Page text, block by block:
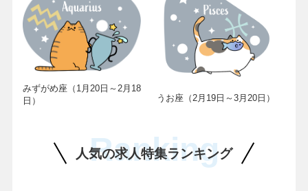
みずがめ座（1月20日～2月18
日）
うお座（2月19日～3月20日）
人気の求人特集ランキング
Ranking